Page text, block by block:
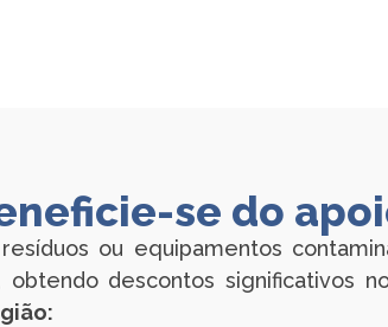
se do
ou equipamentos
descontos significativos